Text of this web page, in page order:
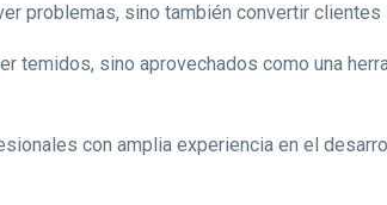
problemas, sino también convertir
temidos, sino aprovechados como una
con amplia experiencia en el